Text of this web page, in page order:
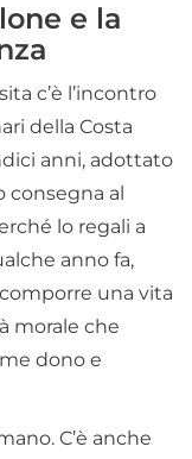
e la
c’è l’incontro
della Costa
anni, adottato
al
lo regali a
anno fa,
una vita
morale che
dono e
C’è anche